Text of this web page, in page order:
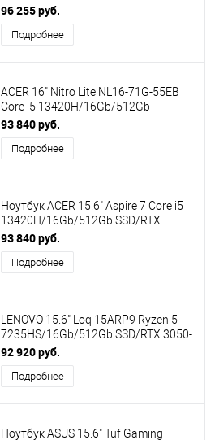
Graphics/No OS/Luna Grey
(83KX0082RK) ПИ
96 255 руб.
Подробнее
ACER 16" Nitro Lite NL16-71G-55EB
Core i5 13420H/16Gb/512Gb
SSD/3050 6Gb/no OS/Red
(NH.D2AER.001) ПИ
93 840 руб.
Подробнее
Ноутбук ACER 15.6" Aspire 7 Core i5
13420H/16Gb/512Gb SSD/RTX
3050/No OS/Black (NH.QX6CD.003)
ПИ
93 840 руб.
Подробнее
LENOVO 15.6" Loq 15ARP9 Ryzen 5
7235HS/16Gb/512Gb SSD/RTX 3050-
6GB/No OS/Luna Grey (83JC0057PS)
ПИ
92 920 руб.
Подробнее
Ноутбук ASUS 15.6" Tuf Gaming